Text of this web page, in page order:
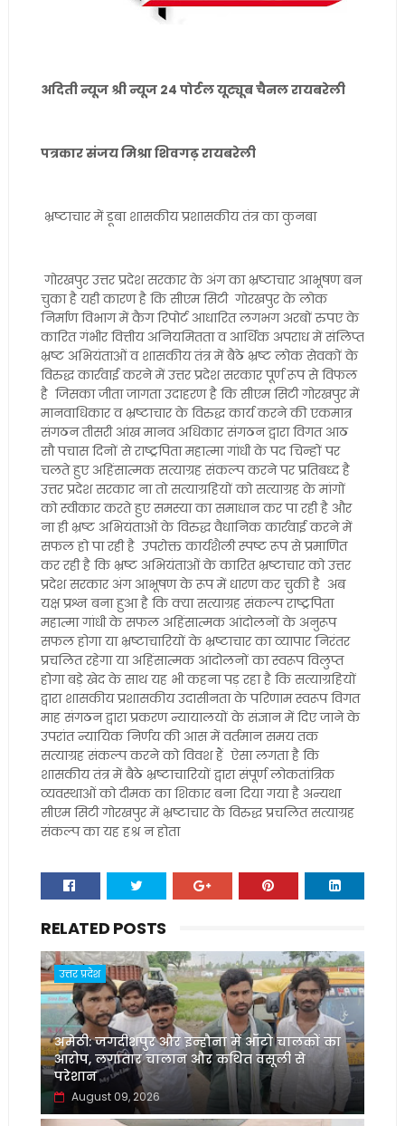
अदिती न्यूज श्री न्यूज 24 पोर्टल यूट्यूब चैनल रायबरेली
पत्रकार संजय मिश्रा शिवगढ़ रायबरेली
भ्रष्टाचार में डूबा शासकीय प्रशासकीय तंत्र का कुनबा
गोरखपुर उत्तर प्रदेश सरकार के अंग का भ्रष्टाचार आभूषण बन
चुका है यही कारण है कि सीएम सिटी गोरखपुर के लोक
निर्माण विभाग में कैग रिपोर्ट आधारित लगभग अरबों रुपए के
कारित गंभीर वित्तीय अनियमितता व आर्थिक अपराध में संलिप्त
भ्रष्ट अभियंताओं व शासकीय तंत्र में बैठे भ्रष्ट लोक सेवकों के
विरुद्ध कार्रवाई करने में उत्तर प्रदेश सरकार पूर्ण रूप से विफल
है जिसका जीता जागता उदाहरण है कि सीएम सिटी गोरखपुर में
मानवाधिकार व भ्रष्टाचार के विरुद्ध कार्य करने की एकमात्र
संगठन तीसरी आंख मानव अधिकार संगठन द्वारा विगत आठ
सौ पचास दिनों से राष्ट्रपिता महात्मा गांधी के पद चिन्हों पर
चलते हुए अहिंसात्मक सत्याग्रह संकल्प करने पर प्रतिबध्द है
उत्तर प्रदेश सरकार ना तो सत्याग्रहियों को सत्याग्रह के मांगों
को स्वीकार करते हुए समस्या का समाधान कर पा रही है और
ना ही भ्रष्ट अभियंताओं के विरुद्ध वैधानिक कार्रवाई करने में
सफल हो पा रही है उपरोक्त कार्यशैली स्पष्ट रूप से प्रमाणित
कर रही है कि भ्रष्ट अभियंताओं के कारित भ्रष्टाचार को उत्तर
प्रदेश सरकार अंग आभूषण के रूप में धारण कर चुकी है अब
यक्ष प्रश्न बना हुआ है कि क्या सत्याग्रह संकल्प राष्ट्रपिता
महात्मा गांधी के सफल अहिंसात्मक आंदोलनों के अनुरूप
सफल होगा या भ्रष्टाचारियों के भ्रष्टाचार का व्यापार निरंतर
प्रचलित रहेगा या अहिंसात्मक आंदोलनों का स्वरूप विलुप्त
होगा बड़े खेद के साथ यह भी कहना पड़ रहा है कि सत्याग्रहियों
द्वारा शासकीय प्रशासकीय उदासीनता के परिणाम स्वरूप विगत
माह संगठन द्वारा प्रकरण न्यायालयों के संज्ञान में दिए जाने के
उपरांत न्यायिक निर्णय की आस में वर्तमान समय तक
सत्याग्रह संकल्प करने को विवश हैं ऐसा लगता है कि
शासकीय तंत्र में बैठे भ्रष्टाचारियों द्वारा संपूर्ण लोकतांत्रिक
व्यवस्थाओं को दीमक का शिकार बना दिया गया है अन्यथा
सीएम सिटी गोरखपुर में भ्रष्टाचार के विरुद्ध प्रचलित सत्याग्रह
संकल्प का यह हश्र न होता
RELATED POSTS
उत्तर प्रदेश
अमेठी: जगदीशपुर और इन्हौना में ऑटो चालकों का
आरोप, लगातार चालान और कथित वसूली से
परेशान
August 09, 2026